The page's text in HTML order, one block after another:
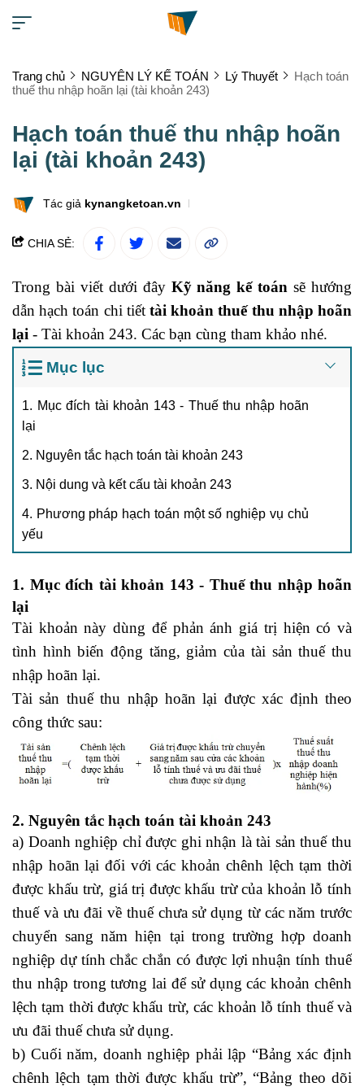
Trang chủ NGUYÊN LÝ KẾ TOÁN Lý Thuyết
Hạch toán
thuế thu nhập hoãn lại (tài khoản 243)
Hạch toán thuế thu nhập hoãn
lại (tài khoản 243)
Tác giả kynangketoan.vn
CHIA SẺ:
Trong bài viết dưới đây Kỹ năng kế toán sẽ hướng
dẫn hạch toán chi tiếttài khoản thuế thu nhập hoãn
lại - Tài khoản 243. Các bạn cùng tham khảo nhé.
Mục lục
1. Mục đích tài khoản 143 - Thuế thu nhập hoãn
lại
2. Nguyên tắc hạch toán tài khoản 243
3. Nội dung và kết cấu tài khoản 243
4. Phương pháp hạch toán một số nghiệp vụ chủ
yếu
1. Mục đích tài khoản 143 - Thuế thu nhập hoãn
lại
Tài khoản này dùng để phản ánh giá trị hiện có và
tình hình biến động tăng, giảm của tài sảnthuế thu
nhập hoãn lại.
Tài sản thuế thu nhập hoãn lại được xác định theo
công thức sau:
2. Nguyên tắc hạch toán tài khoản 243
a) Doanh nghiệp chỉ được ghi nhận là tài sản thuế thu
nhập hoãn lại đối với các khoản chênh lệch tạm thời
được khấu trừ, giá trị được khấu trừ của khoản lỗ tính
thuế và ưu đãi về thuế chưa sử dụng từ các năm trước
chuyển sang năm hiện tại trong trường hợp doanh
nghiệp dự tính chắc chắn có được lợi nhuận tính thuế
thu nhập trong tương lai để sử dụng các khoản chênh
lệch tạm thời được khấu trừ, các khoản lỗ tính thuế và
ưu đãi thuế chưa sử dụng.
b) Cuối năm, doanh nghiệp phải lập “Bảng xác định
chênh lệch tạm thời được khấu trừ”, “Bảng theo dõi